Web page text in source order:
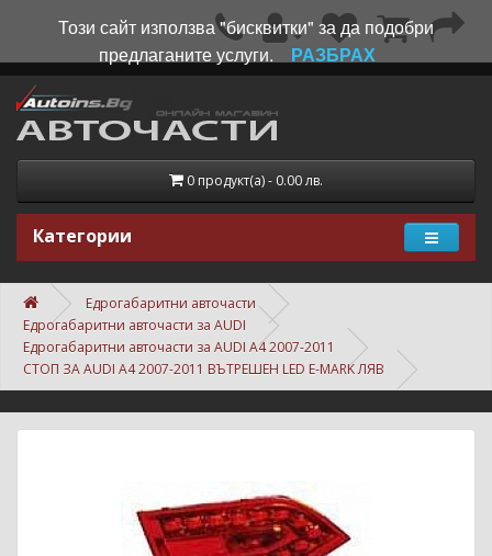
0 продукт(а) - 0.00 лв.
Категории
Едрогабаритни авточасти
Едрогабаритни авточасти за AUDI
Едрогабаритни авточасти за AUDI A4 2007-2011
СТОП ЗА AUDI A4 2007-2011 ВЪТРЕШЕН LED E-MARK ЛЯВ
Този сайт използва "бисквитки" за да подобри
предлаганите услуги.
РАЗБРАХ